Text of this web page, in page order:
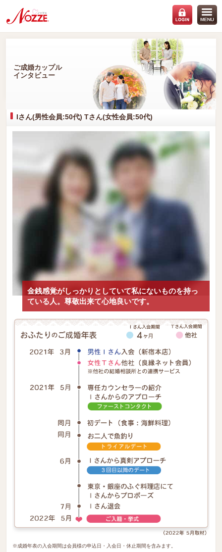
ご成婚カップル
インタビュー
Iさん(男性会員:50代) Tさん(女性会員:50代)
金銭感覚がしっかりとしていて私にないものを持っ
ている人。尊敬出来て心地良いです。
※成婚年表の入会期間は会員様の申込日・入会日・休止期間を含みます。